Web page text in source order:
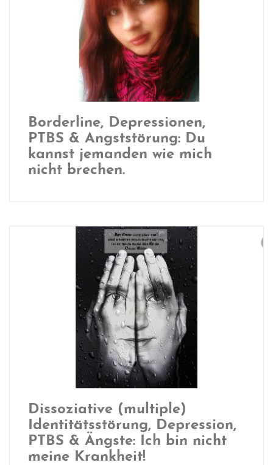
Borderline, Depressionen,
PTBS & Angststörung: Du
kannst jemanden wie mich
nicht brechen.
Dissoziative (multiple)
Identitätsstörung, Depression,
PTBS & Ängste: Ich bin nicht
meine Krankheit!